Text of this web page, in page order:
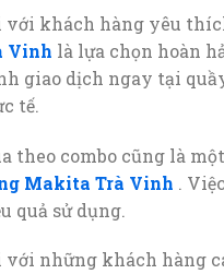
với khách hàng yêu
Vinh là lựa chọn hoàn
giao dịch ngay tại
tế.
theo combo cũng là
Makita Trà Vinh .
quả sử dụng.
với những khách hàng